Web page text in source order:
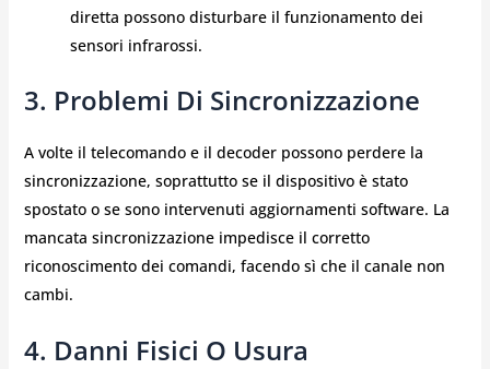
diretta possono disturbare il funzionamento dei
sensori infrarossi.
3. Problemi Di Sincronizzazione
A volte il telecomando e il decoder possono perdere la
sincronizzazione, soprattutto se il dispositivo è stato
spostato o se sono intervenuti aggiornamenti software. La
mancata sincronizzazione impedisce il corretto
riconoscimento dei comandi, facendo sì che il canale non
cambi.
4. Danni Fisici O Usura